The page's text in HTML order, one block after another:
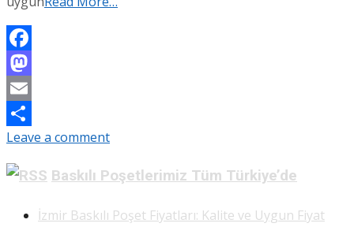
Facebook
Mastodon
Email
Share
Leave a comment
Baskılı Poşetlerimiz Tüm Türkiye’de
İzmir Baskılı Poşet Fiyatları: Kalite ve Uygun Fiyat